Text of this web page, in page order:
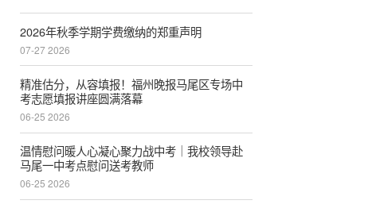
2026年秋季学期学费缴纳的郑重声明
07-27 2026
精准估分，从容填报！福州晚报马尾区专场中
考志愿填报讲座圆满落幕
06-25 2026
温情慰问暖人心凝心聚力战中考｜我校领导赴
马尾一中考点慰问送考教师
06-25 2026